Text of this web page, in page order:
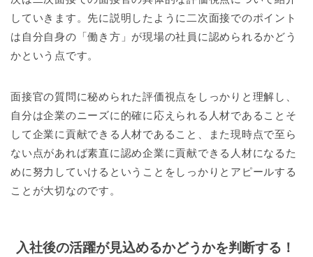
していきます。先に説明したように二次面接でのポイント
は自分自身の「働き方」が現場の社員に認められるかどう
かという点です。
面接官の質問に秘められた評価視点をしっかりと理解し、
自分は企業のニーズに的確に応えられる人材であることそ
して企業に貢献できる人材であること、また現時点で至ら
ない点があれば素直に認め企業に貢献できる人材になるた
めに努力していけるということをしっかりとアピールする
ことが大切なのです。
入社後の活躍が見込めるかどうかを判断する！